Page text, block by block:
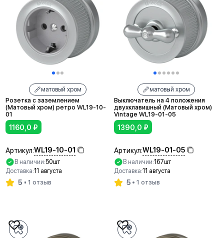
матовый хром
Розетка с заземлением
(Матовый хром) ретро WL19-10-
01
1160,0 ₽
Артикул:WL19-10-01
В наличии:50шт
Доставка:11 августа
5 1 отзыв
матовый хром
Выключатель на 4 положения
двухклавишный (Матовый хром)
Vintage WL19-01-05
1390,0 ₽
Артикул:WL19-01-05
В наличии:167шт
Доставка:11 августа
5 1 отзыв